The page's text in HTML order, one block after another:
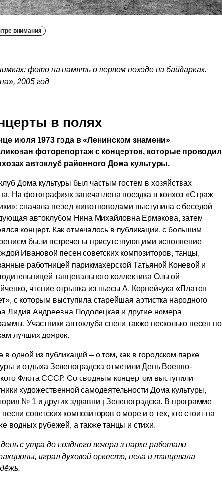
внимания
фото на память о первом походе на байдарках.
2005 год
в полях
июля 1973 года в «Ленинском знамени»
фоторепортаж с концертов, которые проводил
автоклуб районного Дома культуры.
Дома культуры был частым гостем в хозяйствах
На фотографиях запечатлена поездка в колхоз «Страж
сначала перед животноводами выступила с беседой
автоклубом Нина Михайловна Ермакова, затем
концерт. Как отмечалось в публикации, с большим
были встречены присутствующими исполнение
Ивановой песен советских композиторов, танцы,
работницей парикмахерской Татьяной Коневой и
танцевального коллектива Ольгой
чтение отрывка из пьесы А. Корнейчука «Платон
с которым выступила старейшая артистка народного
Лидия Андреевна Подолецкая и другие номера
Участники автоклуба спели также несколько песен по
лучших доярок.
в одной из публикаций – о том, как в городском парке
и отдыха Зеленоградска отметили День Военно-
Флота СССР. Со сводным концертом выступили
художественной самодеятельности Дома культуры,
№ 1 и других здравниц Зеленоградска. В программе
советских композиторов о море и о тех, кто стоит на
водных рубежей, а также танцы и стихи.
с утра до позднего вечера в парке работали
играл духовой оркестр, пела и танцевала